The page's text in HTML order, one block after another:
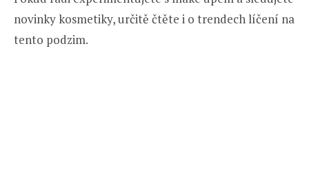
novinky kosmetiky, určitě čtěte i o trendech líčení na
tento podzim.